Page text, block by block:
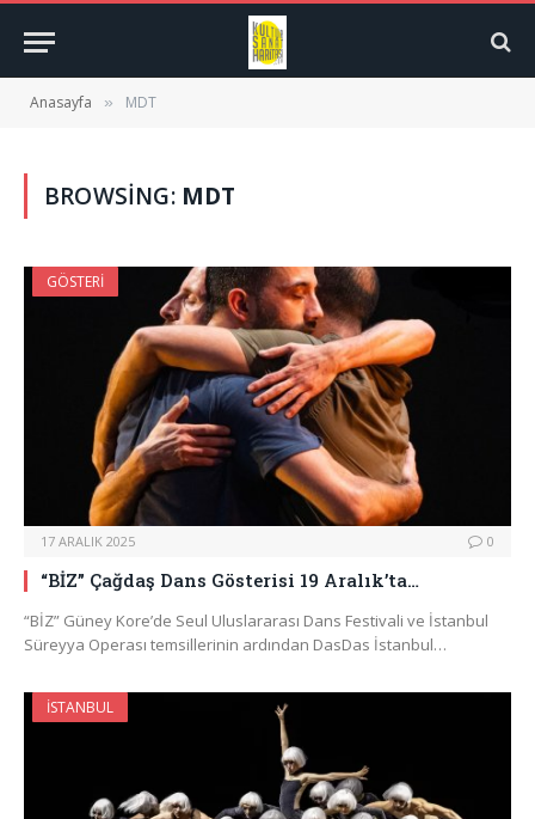
Anasayfa » MDT
BROWSING: MDT
GÖSTERI
17 ARALIK 2025 0
“BİZ” Çağdaş Dans Gösterisi 19 Aralık’ta…
“BİZ” Güney Kore’de Seul Uluslararası Dans Festivali ve İstanbul
Süreyya Operası temsillerinin ardından DasDas İstanbul…
İSTANBUL